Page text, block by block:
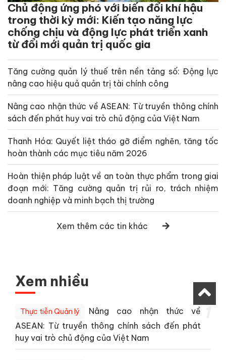
Chủ động ứng phó với biến đổi khí hậu
trong thời kỳ mới: Kiến tạo năng lực
chống chịu và động lực phát triển xanh
từ đổi mới quản trị quốc gia
Tăng cường quản lý thuế trên nền tảng số: Động lực
nâng cao hiệu quả quản trị tài chính công
Nâng cao nhận thức về ASEAN: Từ truyền thông chính
sách đến phát huy vai trò chủ động của Việt Nam
Thanh Hóa: Quyết liệt tháo gỡ điểm nghẽn, tăng tốc
hoàn thành các mục tiêu năm 2026
Hoàn thiện pháp luật về an toàn thực phẩm trong giai
đoạn mới: Tăng cường quản trị rủi ro, trách nhiệm
doanh nghiệp và minh bạch thị trường
Xem thêm các tin khác
Xem nhiều
Thực tiễn Quản lý
Nâng cao nhận thức về
ASEAN: Từ truyền thông chính sách đến phát
huy vai trò chủ động của Việt Nam